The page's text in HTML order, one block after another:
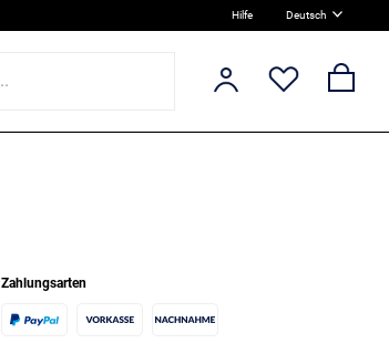
Hilfe Deutsch
Zahlungsarten